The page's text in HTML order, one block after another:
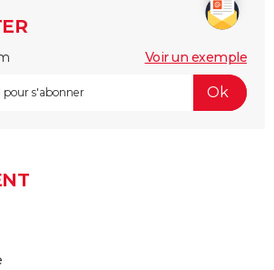
Voir un exemple